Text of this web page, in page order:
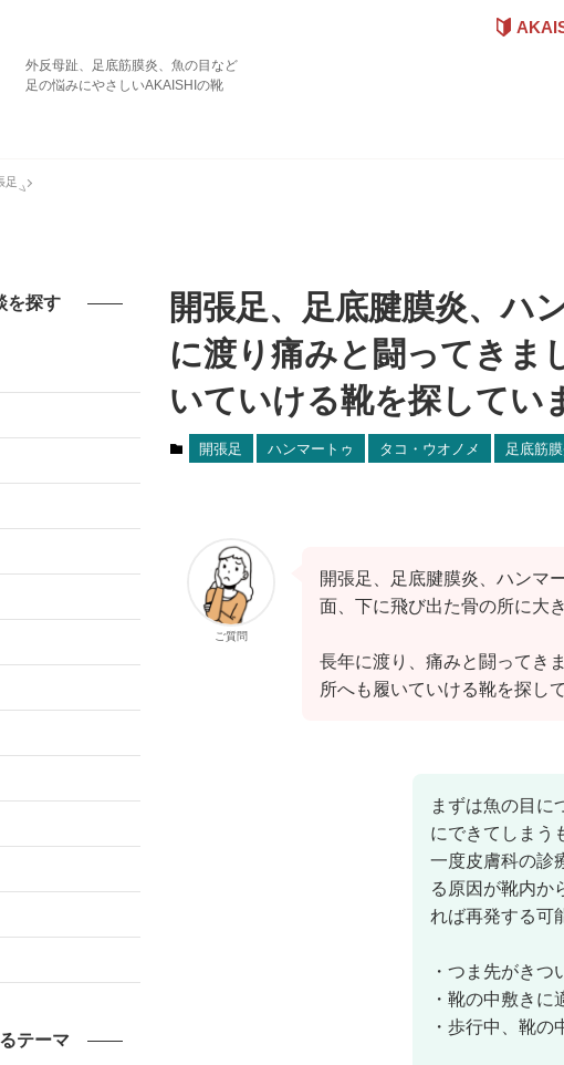
外反母趾、足底筋膜炎、魚の目など
足の悩みにやさしいAKAISHIの靴
足
開張足、足底腱膜炎、ハ
に渡り痛みと闘ってきま
いていける靴を探してい
開張足 ハンマートゥ タコ・ウオノメ 足底筋
ご質問
開張足、足底腱膜炎、ハンマ
面、下に飛び出た骨の所に大
長年に渡り、痛みと闘ってき
所へも履いていける靴を探し
まずは魚の目に
にできてしまう
一度皮膚科の診
る原因が靴内か
れば再発する可
・つま先がきつ
・靴の中敷きに
・歩行中、靴の
を探す
テーマ